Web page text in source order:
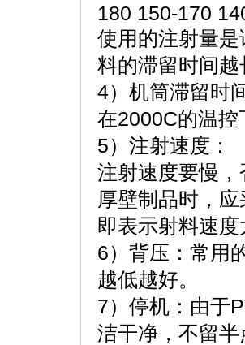
180 150-170
使用的注射量
料的滞留时间
4）机筒滞留时
在2000C的温
5）注射速度：
注射速度要慢
厚壁制品时，
即表示射料速
6）背压：常用
越低越好。
7）停机：由于
洁干净，不留